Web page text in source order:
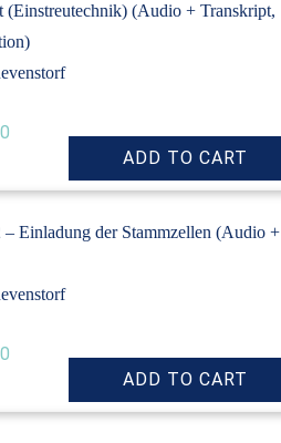
(Einstreutechnik) (Audio + Transkript,
– Einladung der Stammzellen (Audio +